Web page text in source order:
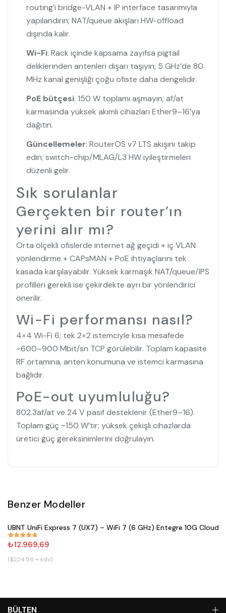
routing’i bridge-VLAN + IP interface tasarımıyla
yapılandırın; NAT/queue akışları HW-offload
dışında kalır.
Wi-Fi: Rack içinde kapsama zayıfsa pigtail
deliklerinden antenleri dışarı taşıyın; 5 GHz’de 80
MHz kanal genişliği çoğu ofiste daha dengelidir.
PoE bütçesi: 150 W toplamı aşmayın; af/at
karmasında yüksek akımlı cihazları Ether9–16’ya
dağıtın.
Güncellemeler: RouterOS v7 LTS akışını takip
edin; switch-chip/MLAG/L3 HW iyileştirmeleri
düzenli gelir.
Sık sorulanlar
Gerçekten bir router’ın
yerini alır mı?
Orta ölçekli ofislerde internet ağ geçidi + iç VLAN
yönlendirme + CAPsMAN + PoE ihtiyaçlarını tek
kasada karşılayabilir. Yüksek karmaşık NAT/queue/IPS
profilleri gerekli ise çekirdekte ayrı bir yönlendirici
önerilir.
Wi-Fi performansı nasıl?
4×4 Wi-Fi 6; tek 2×2 istemciyle kısa mesafede
~600–900 Mbit/sn TCP görülebilir. Toplam kapasite
RF ortamına, anten konumuna ve istemci karmasına
bağlıdır.
PoE-out uyumluluğu?
802.3af/at ve 24 V pasif desteklenir (Ether9–16).
Toplam güç ~150 W’tır; yüksek çekişli cihazlarda
üretici güç gereksinimlerini doğrulayın.
Benzer Modeller
#833
UBNT UniFi Express 7 (UX7) – WiFi 7 (6 GHz) Entegre 10G
₺12.969,69
($224.56 + kdv)
BÜLTEN